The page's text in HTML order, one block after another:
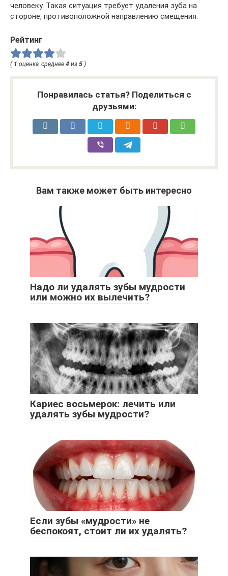
человеку. Такая ситуация требует удаления зуба на
стороне, противоположной направлению смещения.
Рейтинг
( 1 оценка, среднее 4 из 5 )
Понравилась статья? Поделиться с
друзьями:
Вам также может быть интересно
Надо ли удалять зубы мудрости
или можно их вылечить?
Кариес восьмерок: лечить или
удалять зубы мудрости?
Если зубы «мудрости» не
беспокоят, стоит ли их удалять?